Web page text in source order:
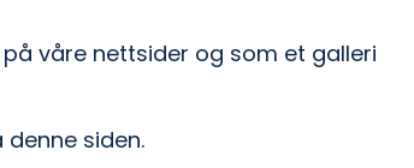
våre nettsider og som et galleri
siden.